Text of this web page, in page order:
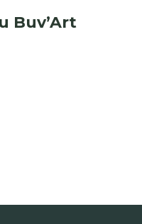
Buv’Art